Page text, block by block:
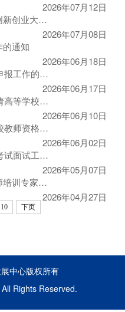
2026年07月12日
关于举办第三届河南省博士后创新创业大赛及留学人才创新创业大赛的通知
2026年07月08日
的通知
2026年06月18日
关于开展2026年度博士后经费申报工作的通知
2026年06月17日
洛阳师范学院2026年上半年申请高等学校教师资格人员公示
2026年06月10日
关于做好2026年上半年高等学校教师资格认定工作的通知
2026年06月02日
关于2026年高等学校教师资格考试面试工作安排的通知
2026年05月07日
关于做好省级中小学幼儿园教师培训专家推荐工作的通知
2026年04月27日
10 下页
中心版权所有
Rights Reserved.